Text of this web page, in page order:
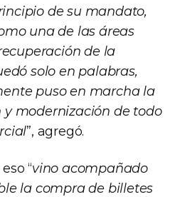
de su mandato,
una de las áreas
de la
solo en palabras,
puso en marcha la
modernización de todo
”, agregó.
“vino acompañado
la compra de billetes